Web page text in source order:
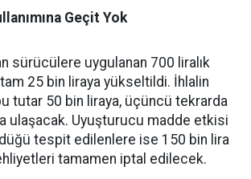
Geçit Yok
sürücülere uygulanan 700 liralık
25 bin liraya yükseltildi. İhlalin
tutar 50 bin liraya, üçüncü tekrarda
ulaşacak. Uyuşturucu madde etkisi
tespit edilenlere ise 150 bin lira
tamamen iptal edilecek.